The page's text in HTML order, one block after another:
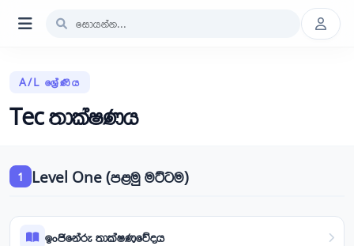
A/L ශ්‍රේණිය
Tec තාක්ෂණය
1 Level One (පළමු මට්ටම)
ඉංජිනේරු තාක්ෂණවේදය